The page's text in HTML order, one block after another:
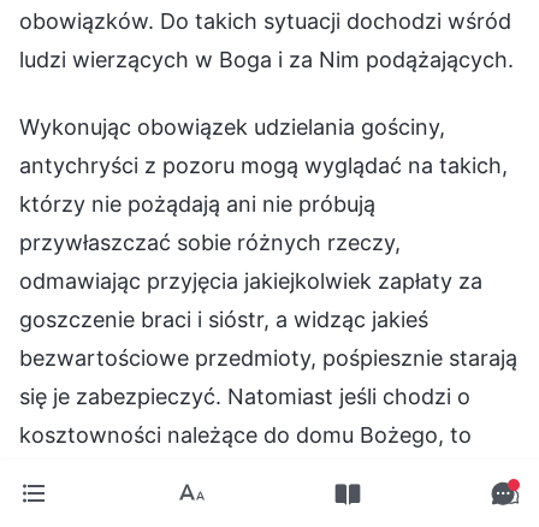
obowiązków. Do takich sytuacji dochodzi wśród
ludzi wierzących w Boga i za Nim podążających.
Wykonując obowiązek udzielania gościny,
antychryści z pozoru mogą wyglądać na takich,
którzy nie pożądają ani nie próbują
przywłaszczać sobie różnych rzeczy,
odmawiając przyjęcia jakiejkolwiek zapłaty za
goszczenie braci i sióstr, a widząc jakieś
bezwartościowe przedmioty, pośpiesznie starają
się je zabezpieczyć. Natomiast jeśli chodzi o
kosztowności należące do domu Bożego, to
odpuszczą. Być może oddadzą coś wartego